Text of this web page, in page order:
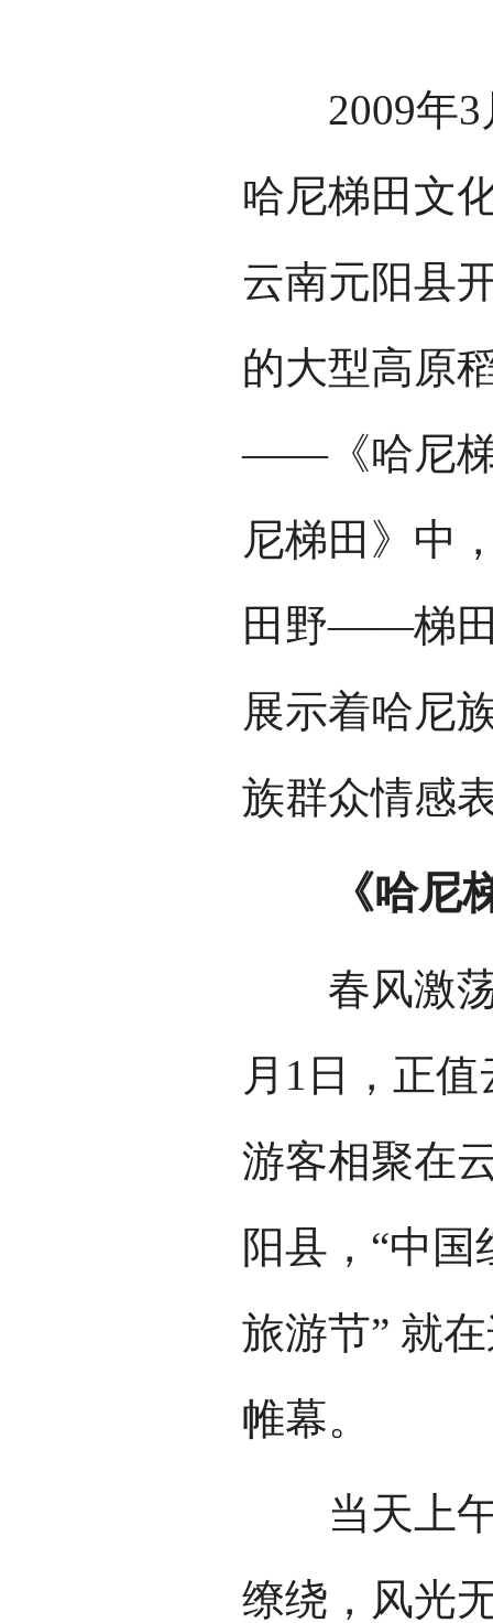
2009年3月
哈尼梯田文
云南元阳县
的大型高原
——《哈尼梯
尼梯田》中
田野——梯田
展示着哈尼
族群众情感
《哈尼梯
春风激荡
月1日，正
游客相聚在
阳县，“中国
旅游节” 就
帷幕。
当天上午
缭绕，风光